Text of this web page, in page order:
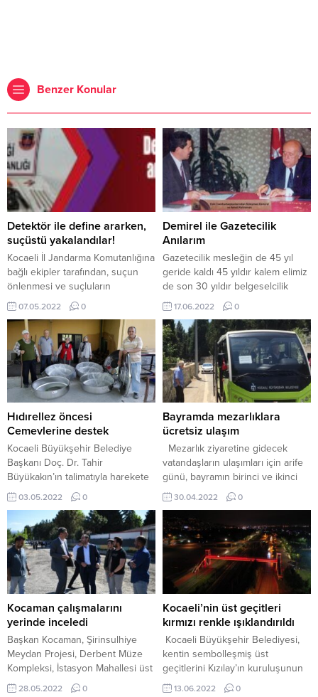
Benzer Konular
Detektör ile define ararken,
suçüstü yakalandılar!
Kocaeli İl Jandarma Komutanlığına
bağlı ekipler tarafından, suçun
önlenmesi ve suçluların
yakalanması amacıyla Körfez’de
gerçekleştirilen rutin devriye
görevi esnasında, tenha bir
noktada dolaşmakta olan bir grup,
devriye gezen ekibin dikkatini
çekti. 5 kişinin şüpheli
hareketlerinden şüphelenen ve
takibe alan jandarma, şüphelilerin
define aradığını anlayınca hemen
yanlarına giderek, 5 şüpheliyi de...
07.05.2022 0
Demirel ile Gazetecilik
Anılarım
Gazetecilik mesleğin de 45 yıl
geride kaldı 45 yıldır kalem elimiz
de son 30 yıldır belgeselcilik
yaparak tarihe not düşüyoruz
yerel bölgesel ulusal ve
Uluslararası alanındaki gazetecilik
ve belgeselcilik birikimimizi İlim
kültür ve Tatih araştırmaları
merkezi www.iktav.com
kütüphane ve araştırma
merkezimizde toplayarak tarih ve
Kültür araştırmacılarının bilgisine
sunarak devlet ve...
17.06.2022 0
Hıdırellez öncesi
Cemevlerine destek
Kocaeli Büyükşehir Belediye
Başkanı Doç. Dr. Tahir
Büyükakın’ın talimatıyla harekete
geçen Muhtarlık İşleri Dairesi
Başkanlığı Muhtarlıklar Şube
Müdürlüğü, Cemevlerinin
aşevlerinde kullanılmak üzere
temin ettiği sanayi tipi mutfak
tencerelerini, Bayraktar, Balören
ve Mecidiye muhtarlıklarına teslim
etti. Muhtarlar, Cemevi yöneticileri
ve mahalle sakinleri, mutfak
malzemelerinin, mayıs ayının ilk
haftasında düzenlenecek
Hıdırellez etkinliklerine
yetiştirilmesinden...
03.05.2022 0
Bayramda mezarlıklara
ücretsiz ulaşım
Mezarlık ziyaretine gidecek
vatandaşların ulaşımları için arife
günü, bayramın birinci ve ikinci
günü de mezarlıklara ücretsiz
servis sağlanıyor. Mezarlıklara
Batı Terminali’nden saat sabah
09.00 itibariyle saat 16.00’a kadar
her saat başı ücretsiz servisler
kaldırılacak. SERVİS
GÜZERGÂHLARI Batı
Terminali’nden kalkacak olan
servisler Bağçeşme Mezarlığı’na
gidecek olan vatandaşlar için; Batı
Terminali...
30.04.2022 0
Kocaman çalışmalarını
yerinde inceledi
Başkan Kocaman, Şirinsulhiye
Meydan Projesi, Derbent Müze
Kompleksi, İstasyon Mahallesi üst
yapı ve Dumlupınar Mahallesi
28.05.2022 0
Kocaeli’nin üst geçitleri
kırmızı renkle ışıklandırıldı
Kocaeli Büyükşehir Belediyesi,
kentin sembolleşmiş üst
geçitlerini Kızılay’ın kuruluşunun
154’üncü yıldönümü nedeniyle
13.06.2022 0